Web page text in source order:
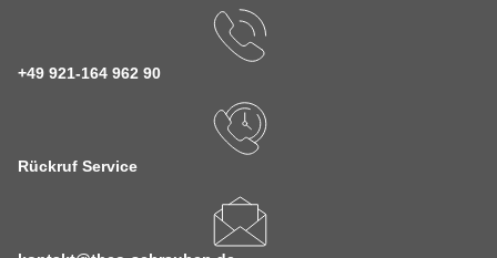
+49 921-164 962 90
Rückruf Service